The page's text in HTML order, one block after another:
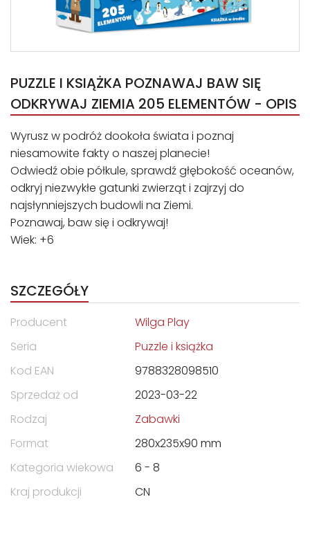
PUZZLE I KSIĄŻKA POZNAWAJ BAW SIĘ
ODKRYWAJ ZIEMIA 205 ELEMENTÓW - OPIS
Wyrusz w podróż dookoła świata i poznaj
niesamowite fakty o naszej planecie!
Odwiedź obie półkule, sprawdź głębokość oceanów,
odkryj niezwykłe gatunki zwierząt i zajrzyj do
najsłynniejszych budowli na Ziemi.
Poznawaj, baw się i odkrywaj!
Wiek: +6
SZCZEGÓŁY
Producent
Wilga Play
Seria
Puzzle i książka
Kod EAN
9788328098510
Sprzedaż od
2023-03-22
Rodzaj
Zabawki
Format
280x235x90 mm
Kategoria wiekowa
6 - 8
Kraj produkcji
CN